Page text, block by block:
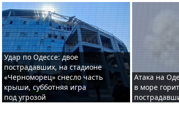
Удар по Одессе: двое
пострадавших, на стадионе
«Черноморец» снесло часть
крыши, субботняя игра
под угрозой
Атака на
в море